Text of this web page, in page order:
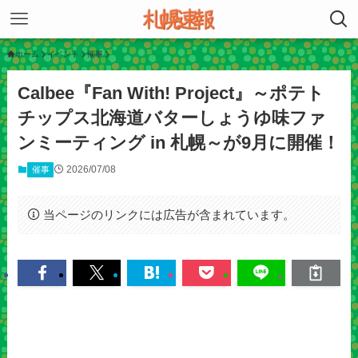
ホーム イベント 催事
Calbee『Fan With! Project』～ポテト
チップス北海道バターしょうゆ味ファ
ンミーティング in 札幌～が9月に開催！
催事 2026/07/08
当ページのリンクには広告が含まれています。